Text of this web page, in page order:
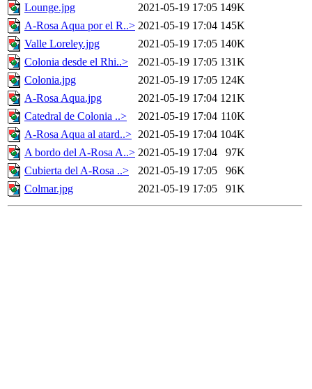
Lounge.jpg
2021-05-19 17:05 149K
A-Rosa Aqua por el R..> 2021-05-19 17:04 145K
Valle Loreley.jpg
2021-05-19 17:05 140K
Colonia desde el Rhi..>
2021-05-19 17:05 131K
Colonia.jpg
2021-05-19 17:05 124K
A-Rosa Aqua.jpg
2021-05-19 17:04 121K
Catedral de Colonia ..>
2021-05-19 17:04 110K
A-Rosa Aqua al atard..> 2021-05-19 17:04 104K
A bordo del A-Rosa A..> 2021-05-19 17:04
97K
Cubierta del A-Rosa ..>
2021-05-19 17:05
96K
Colmar.jpg
2021-05-19 17:05 91K